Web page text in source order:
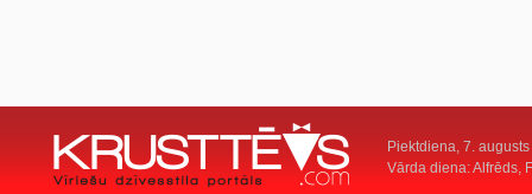
Piektdiena, 7. augusts
Vārda diena: Alfrēds,